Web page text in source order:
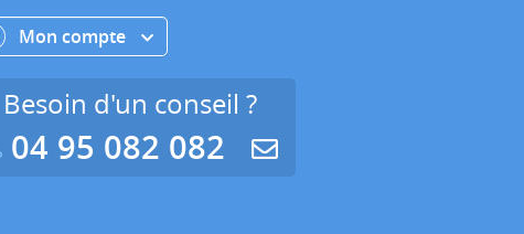
Mon compte
Besoin d'un conseil ?
04 95 082 082